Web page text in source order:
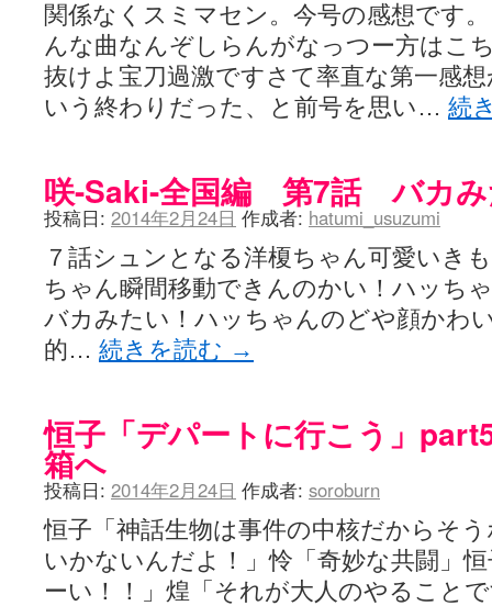
さくやこのはな - 咲 -saki- / 末の千里のために(咲さんが和ちゃんを招
凡人の私 / ステルス坂こと咲-Saki-5巻表紙の舞台を発見しました
嶺上開花自摸 / Last day of Summer session 1 (13:01)
おもちもちもち - 咲-Saki- / ５・８小林先生の日記更新について考え
かんむりとかげ - 咲-Saki- / 立先生の更新
(11:32)
咲-Saki- | にゅいのって / 咲-Saki-臨時アンテナ (11:50)
音を奏でて花が咲く - 咲-Saki- / 浩子「…あっ分かった 恐らくそうい
一萬人の麓路() - 咲-Saki- / 咲-Saki- 第193局[竜王] ドラゴンの王とパク
from A to K / [咲-saki-][麻雀ゲーム]【ゲーム】セガのMJシリーズで2年
ユズポニッキ - 咲-Saki- / ☆ #咲実写 ☆告知☆オンライン上映会☆ 阿
ああ、あの牌？ - 咲-Saki- / シノハユ菰沢中関連(江津・大田)の登場舞
宮守大好き帳 / 告知
(13:04)
麻雀アニメ＆麻雀ゲームあれこれ / 厄介な相手だよ！ あんたは……
ばるのまーじゃん日和 - 咲-saki- / クリスマス！！そして…
咲めも！ / ニワチョコ、尊い。
煌-Subara- - 咲-saki- / シノハユ感想 (13:19)
SYNTH 2006 - 咲 -Saki- / 阿知賀編をドヤ顔に着目しながらまたまた読
かえんだん - 咲-Saki- / 朱里「そげなこつ私がやっておきますから！」
Saki-1 グランプリ ～咲ワン～ / しわが誕生することは老化現象だと
ヤンデレ・狂気の百合SSブログ / 【咲-Saki-SS：久咲】そして私たち
迷子の坊やのみちくさ日記 / 【連載感想】宮永照についてのあれこれ
私的素敵ジャンク / [咲-Saki-] 咲-Saki-第168局［端緒］感想 (16:58)
麻雀自由帳 - 咲-Saki- / 咲-Saki-第168局[端緒]感想 照-Teru- 追憶編第
関係なくスミマセン。今号の感想です
んな曲なんぞしらんがなっつー方はこ
抜けよ宝刀過激ですさて率直な第一感
いう終わりだった、と前号を思い… 続
咲-Saki-全国編 第7話 バカみ
投稿日: 2014年2月24日 作成者: hatumi_usuzumi
７話シュンとなる洋榎ちゃん可愛いき
ちゃん瞬間移動できんのかい！ハッち
バカみたい！ハッちゃんのどや顔かわ
的… 続きを読む →
恒子「デパートに行こう」
箱へ
投稿日: 2014年2月24日 作成者: soroburn
恒子「神話生物は事件の中核だからそ
いかないんだよ！」怜「奇妙な共闘」
ーい！！」煌「それが大人のやること